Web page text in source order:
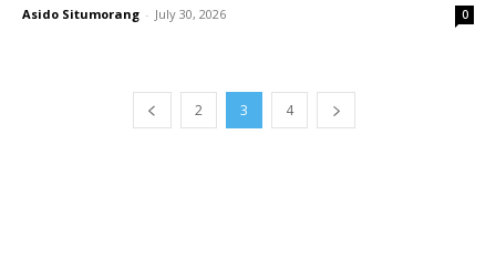
Asido Situmorang - July 30, 2026 0
2 3 4